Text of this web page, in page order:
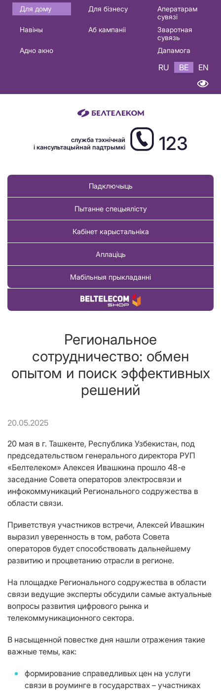
Основная
навигация
Для дому Для бізнесу
Аператарам
сувязі
Навіны
Аб кампаніі
Зваротная
сувязь
Адно акно
Дапамога
RU BE EN
служба тэхнічнай
і кансультацыйнай падтрымкі
123
Падключыць
Пытанне спецыялісту
Кабінет карыстальніка
Аплаціць
Мабільныя прыкладанні
Купіць тавар
Региональное
сотрудничество: обмен
опытом и поиск эффективных
решений
20.05.2025
20 мая в г. Ташкенте, Республика Узбекистан, под
председательством генерального директора РУП
«Белтелеком» Алексея Ивашкина прошло 48-е
заседание Совета операторов электросвязи и
инфокоммуникаций Регионального содружества в
области связи.
Приветствуя участников встречи, Алексей Ивашкин
выразил уверенность в том, работа Совета
операторов будет способствовать дальнейшему
развитию и процветанию отрасли в регионе.
На площадке Регионального содружества в области
связи ведущие эксперты обсудили самые актуальные
вопросы развития цифрового рынка и
телекоммуникационного сектора.
В насыщенной повестке дня нашли отражения такие
важные темы, как:
формирование справедливых цен на услуги
связи в роуминге в государствах – участниках